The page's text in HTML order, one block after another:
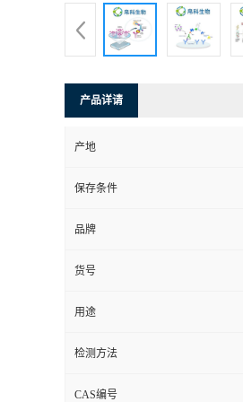
产品详请
产地
保存条件
品牌
货号
用途
检测方法
CAS编号